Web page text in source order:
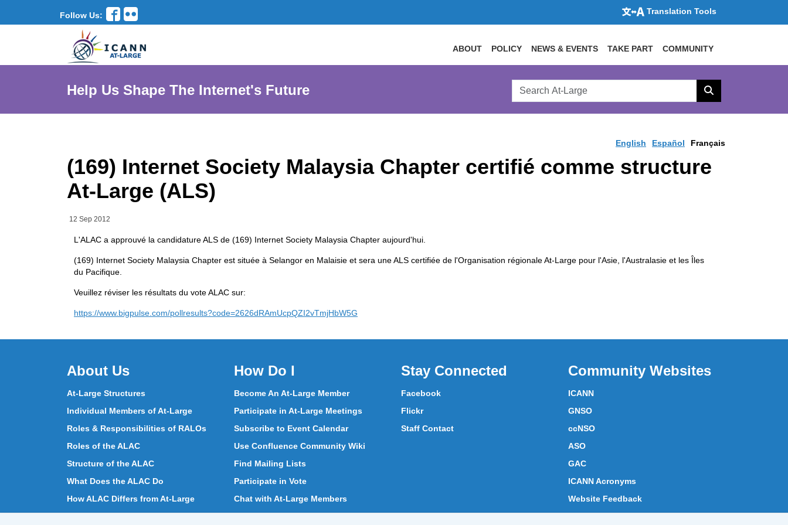
Follow Us: Translation Tools
ABOUT POLICY NEWS & EVENTS TAKE PART COMMUNITY
Help Us Shape The Internet's Future
Search
AtLarge
Search
English Español Français
(169) Internet Society Malaysia Chapter certifié comme structure
At-Large (ALS)
12 Sep 2012
L'ALAC a approuvé la candidature ALS de (169) Internet Society Malaysia Chapter aujourd'hui.
(169) Internet Society Malaysia Chapter est située à Selangor en Malaisie et sera une ALS certifiée de l'Organisation régionale At-Large pour l'Asie, l'Australasie et les Îles
du Pacifique.
Veuillez réviser les résultats du vote ALAC sur:
https://www.bigpulse.com/pollresults?code=2626dRAmUcpQZI2vTmjHbW5G
About Us
At-Large Structures
Individual Members of At-Large
Roles & Responsibilities of RALOs
Roles of the ALAC
Structure of the ALAC
What Does the ALAC Do
How ALAC Differs from At-Large
How Do I
Become An At-Large Member
Participate in At-Large Meetings
Subscribe to Event Calendar
Use Confluence Community Wiki
Find Mailing Lists
Participate in Vote
Chat with At-Large Members
Stay Connected
Facebook
Flickr
Staff Contact
Community Websites
ICANN
GNSO
ccNSO
ASO
GAC
ICANN Acronyms
Website Feedback